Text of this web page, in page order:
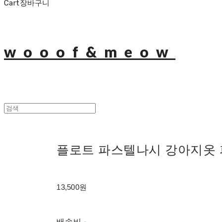
Cart장바구니
wooof&meow
플로트 파스텔나시 강아지옷
13,500원